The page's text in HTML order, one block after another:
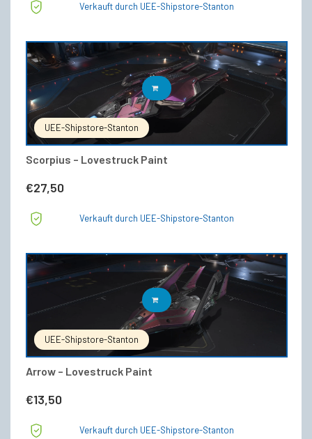
Verkauft durch UEE-Shipstore-Stanton
UEE-Shipstore-Stanton
Scorpius – Lovestruck Paint
€27,50
IN DEN WARENKORB
Verkauft durch UEE-Shipstore-Stanton
UEE-Shipstore-Stanton
Arrow – Lovestruck Paint
€13,50
IN DEN WARENKORB
Verkauft durch UEE-Shipstore-Stanton